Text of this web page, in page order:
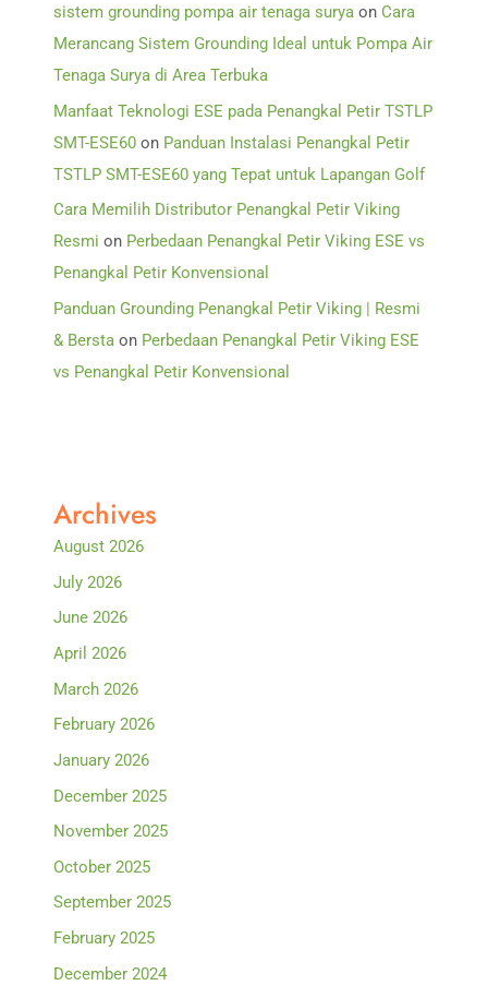
sistem grounding pompa air tenaga surya on Cara
Merancang Sistem Grounding Ideal untuk Pompa Air
Tenaga Surya di Area Terbuka
Manfaat Teknologi ESE pada Penangkal Petir TSTLP
SMT-ESE60 on Panduan Instalasi Penangkal Petir
TSTLP SMT-ESE60 yang Tepat untuk Lapangan Golf
Cara Memilih Distributor Penangkal Petir Viking
Resmi on Perbedaan Penangkal Petir Viking ESE vs
Penangkal Petir Konvensional
Panduan Grounding Penangkal Petir Viking | Resmi
& Bersta on Perbedaan Penangkal Petir Viking ESE
vs Penangkal Petir Konvensional
Archives
August 2026
July 2026
June 2026
April 2026
March 2026
February 2026
January 2026
December 2025
November 2025
October 2025
September 2025
February 2025
December 2024